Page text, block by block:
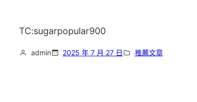
TC:sugarpopular900
admin 2025 年 7 月 27 日 推薦文章